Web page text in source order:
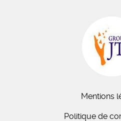
Mentions
Politique de